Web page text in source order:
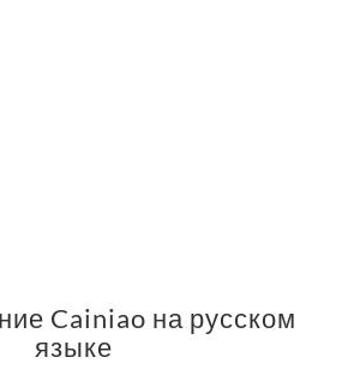
Cainiao на русском
языке